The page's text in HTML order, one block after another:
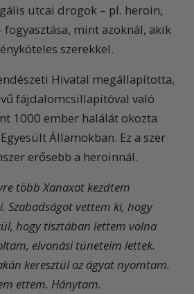
utcai drogok – pl. heroin,
fogyasztása, mint azoknál, akik
szerekkel.
Hivatal megállapította,
fájdalomcsillapítóval való
1000 ember halálát okozta
Államokban. Ez a szer
erősebb a heroinnál.
több Xanaxot kezdtem
Szabadságot vettem ki, hogy
hogy tisztában lettem volna
elvonási tüneteim lettek.
keresztül az ágyat nyomtam.
ettem. Hánytam.